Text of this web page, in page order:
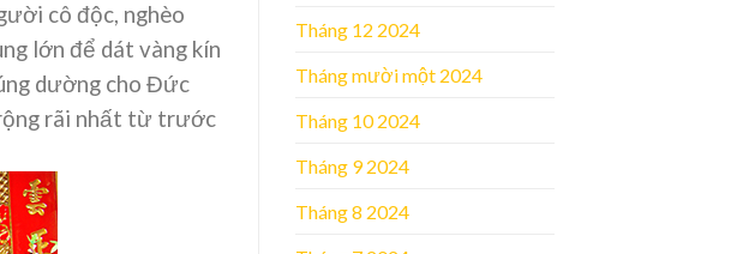
cô độc, nghèo
lớn để dát vàng kín
dường cho Đức
rãi nhất từ trước
Tháng 12 2024
Tháng mười một 2024
Tháng 10 2024
Tháng 9 2024
Tháng 8 2024